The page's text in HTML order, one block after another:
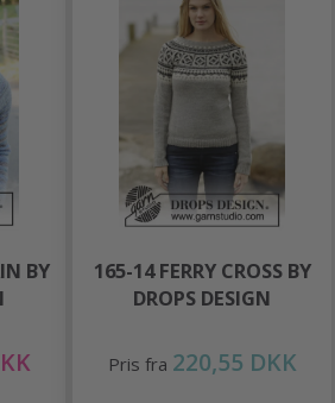
BY
165-14 FERRY CROSS BY
DROPS DESIGN
Pris fra 220,55 DKK